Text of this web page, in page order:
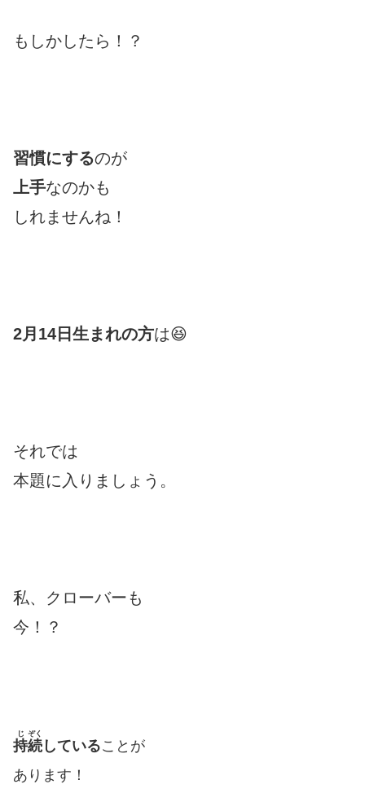
もしかしたら！？
習慣にするのが
上手なのかも
しれませんね！
2月14日生まれの方は😆
それでは
本題に入りましょう。
私、クローバーも
今！？
持
じ
続
ぞく
していることが
あります！